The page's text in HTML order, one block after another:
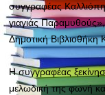
συγγραφέας Καλλιόπη
γιαγιάς
Δημοτική
Η συγγραφέας
μελωδική της φωνή